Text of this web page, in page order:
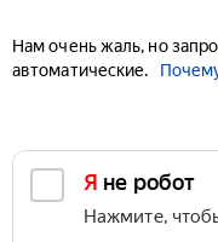
Нам очень жаль, но
автоматические.
Я не робот
Нажмите,